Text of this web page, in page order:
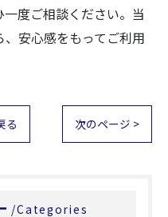
度ご相談ください。当
安心感をもってご利用
る 次のページ >
Categories